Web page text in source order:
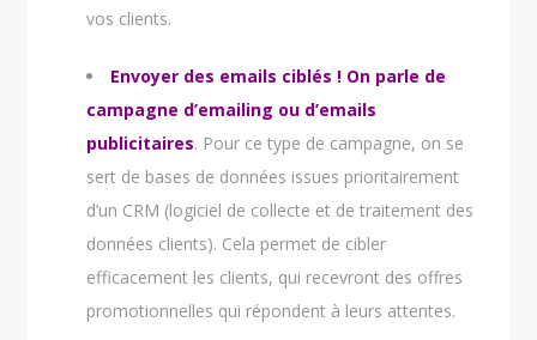
vos clients.
Envoyer des emails ciblés ! On parle de
campagne d’emailing ou d’emails
publicitaires. Pour ce type de campagne, on se
sert de bases de données issues prioritairement
d’un CRM (logiciel de collecte et de traitement des
données clients). Cela permet de cibler
efficacement les clients, qui recevront des offres
promotionnelles qui répondent à leurs attentes.